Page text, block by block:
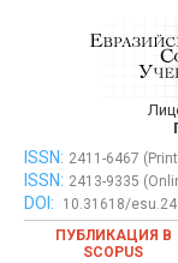
Евразийский
ISSN: 2411-6467
ISSN: 2413-9335
DOI:
10.31618/
ПУБЛИКАЦИЯ В
SCOPUS